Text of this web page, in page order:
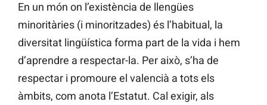
En un món on l’existència de llengües
minoritàries (i minoritzades) és l’habitual, la
diversitat lingüística forma part de la vida i hem
d’aprendre a respectar-la. Per això, s’ha de
respectar i promoure el valencià a tots els
àmbits, com anota l’Estatut. Cal exigir, als